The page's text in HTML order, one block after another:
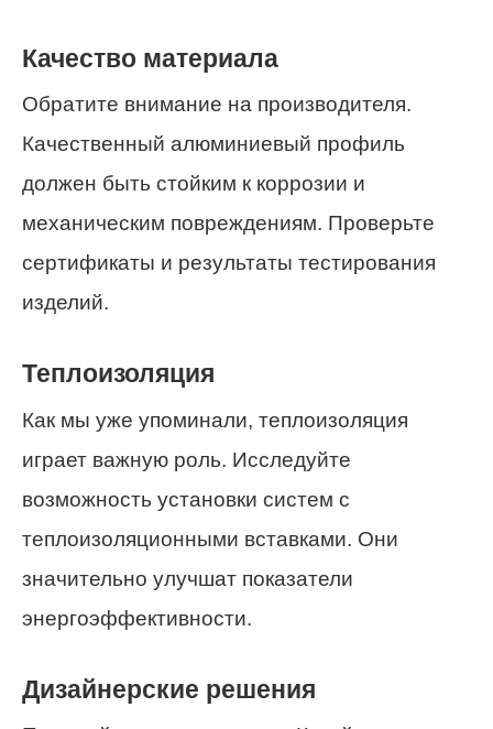
Качество материала
Обратите внимание на производителя.
Качественный алюминиевый профиль
должен быть стойким к коррозии и
механическим повреждениям. Проверьте
сертификаты и результаты тестирования
изделий.
Теплоизоляция
Как мы уже упоминали, теплоизоляция
играет важную роль. Исследуйте
возможность установки систем с
теплоизоляционными вставками. Они
значительно улучшат показатели
энергоэффективности.
Дизайнерские решения